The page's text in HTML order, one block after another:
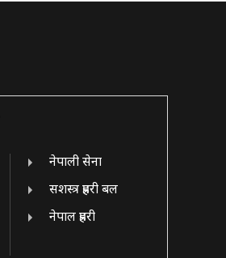
नेपाली सेना
सशस्त्र प्रहरी बल
नेपाल प्रहरी